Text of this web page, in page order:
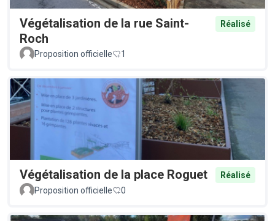
Végétalisation de la rue Saint-
Roch
Réalisé
Proposition officielle 1
Végétalisation de la place Roguet
Réalisé
Proposition officielle
0